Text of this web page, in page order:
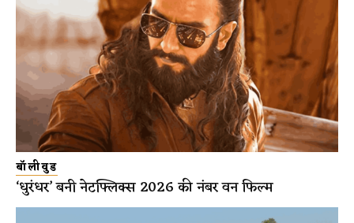
बॉलीवुड
‘धुरंधर’ बनी नेटफ्लिक्स 2026 की नंबर वन फिल्म